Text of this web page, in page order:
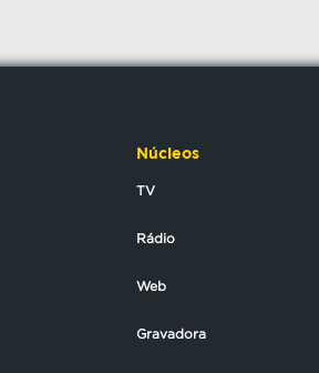
Núcleos
TV
Rádio
Web
Gravadora